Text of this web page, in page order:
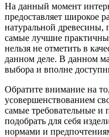
На данный момент
предоставляет широкое
натуральной древесины,
самые лучшие
нельзя не отметить в
данном деле. В данном
выбора и вполне
Обратите внимание на
усовершенствованием
самые требовательные
подобрать для себя
нормами и